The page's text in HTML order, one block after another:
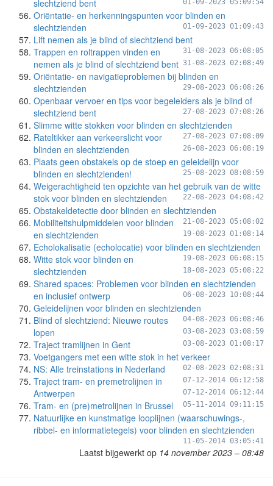
slechtziend bent
01-09-2023 05:09:54
Oriëntatie- en herkenningspunten voor blinden en
slechtzienden
01-09-2023 01:09:43
Lift nemen als je blind of slechtziend bent
31-08-2023 06:08:05
Trappen en roltrappen vinden en
nemen als je blind of slechtziend bent 31-08-2023 02:08:49
Oriëntatie- en navigatieproblemen bij blinden en
slechtzienden
29-08-2023 06:08:26
Openbaar vervoer en tips voor begeleiders als je blind of
slechtziend bent
27-08-2023 07:08:26
Slimme witte stokken voor blinden en slechtzienden
27-08-2023 07:08:09
Rateltikker aan verkeerslicht voor
blinden en slechtzienden
26-08-2023 06:08:19
Plaats geen obstakels op de stoep en geleidelijn voor
blinden en slechtzienden!
25-08-2023 08:08:59
Weigerachtigheid ten opzichte van het gebruik van de witte
stok voor blinden en slechtzienden
22-08-2023 04:08:42
Obstakeldetectie door blinden en slechtzienden
21-08-2023 05:08:02
Mobiliteitshulpmiddelen voor blinden
en slechtzienden
19-08-2023 01:08:14
Echolokalisatie (echolocatie) voor blinden en slechtzienden
19-08-2023 06:08:15
Witte stok voor blinden en
slechtzienden
18-08-2023 05:08:22
Shared spaces: Problemen voor blinden en slechtzienden
en inclusief ontwerp
06-08-2023 10:08:44
Geleidelijnen voor blinden en slechtzienden
04-08-2023 06:08:46
Blind of slechtziend: Nieuwe routes
lopen
03-08-2023 03:08:59
Traject tramlijnen in Gent 03-08-2023 01:08:17
Voetgangers met een witte stok in het verkeer
02-08-2023 02:08:31
NS: Alle treinstations in Nederland
07-12-2014 06:12:58
Traject tram- en premetrolijnen in
Antwerpen
07-12-2014 06:12:44
Tram- en (pre)metrolijnen in Brussel 05-11-2014 09:11:15
Natuurlijke en kunstmatige looplijnen (waarschuwings-,
ribbel- en informatietegels) voor blinden en slechtzienden
11-05-2014 03:05:41
Laatst bijgewerkt op 14 november 2023 – 08:48